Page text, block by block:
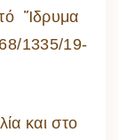
Ἵδρυμα
1335/19-
και στο